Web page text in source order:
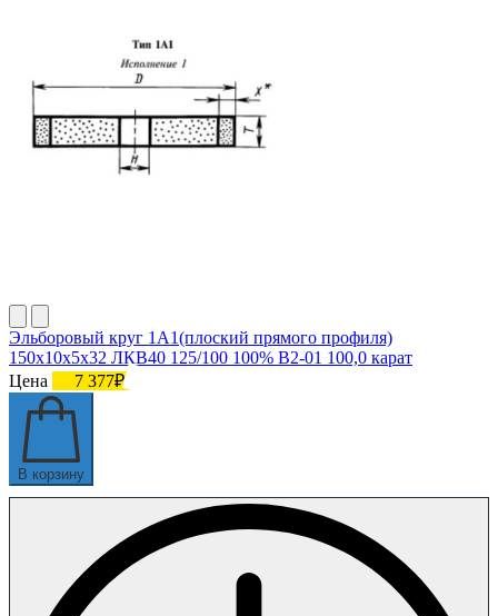
Эльборовый круг 1А1(плоский прямого профиля)
150х10х5х32 ЛКВ40 125/100 100% В2-01 100,0 карат
Цена
7 377₽
В корзину